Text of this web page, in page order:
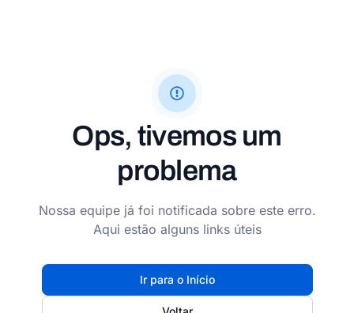
Ops, tivemos um
problema
Nossa equipe já foi notificada sobre este erro.
Aqui estão alguns links úteis
Ir para o Início